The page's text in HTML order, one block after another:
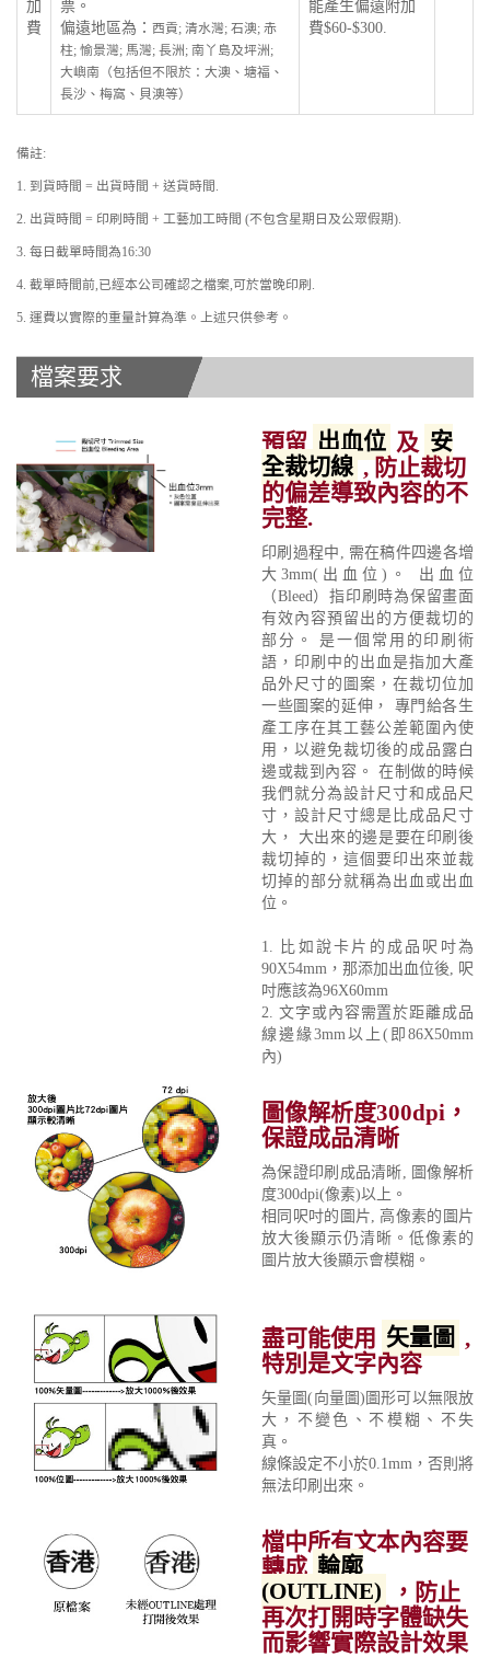
加
費
票。
偏遠地區為： 西貢; 清水灣; 石澳; 赤
柱; 愉景灣; 馬灣; 長洲; 南丫島及坪洲;
大嶼南（包括但不限於：大澳、塘福、
長沙、梅窩、貝澳等）
能產生偏遠附加
費$60-$300.
備註:
1. 到貨時間 = 出貨時間 + 送貨時間.
2. 出貨時間 = 印刷時間 + 工藝加工時間 (不包含星期日及公眾假期).
3. 每日截單時間為16:30
4. 截單時間前,已經本公司確認之檔案,可於當晚印刷.
5. 運費以實際的重量計算為準。上述只供參考。
檔案要求
預留 出血位 及 安
全裁切線, 防止裁切
的偏差導致內容的不
完整.
印刷過程中, 需在稿件四邊各增
大3mm(出血位)。 出血位
（Bleed）指印刷時為保留畫面
有效內容預留出的方便裁切的
部分。 是一個常用的印刷術
語，印刷中的出血是指加大產
品外尺寸的圖案，在裁切位加
一些圖案的延伸， 專門給各生
產工序在其工藝公差範圍內使
用，以避免裁切後的成品露白
邊或裁到內容。 在制做的時候
我們就分為設計尺寸和成品尺
寸，設計尺寸總是比成品尺寸
大， 大出來的邊是要在印刷後
裁切掉的，這個要印出來並裁
切掉的部分就稱為出血或出血
位。
1. 比如說卡片的成品呎吋為
90X54mm，那添加出血位後, 呎
吋應該為96X60mm
2. 文字或內容需置於距離成品
線邊緣3mm以上(即86X50mm
內)
圖像解析度300dpi，
保證成品清晰
為保證印刷成品清晰, 圖像解析
度300dpi(像素)以上。
相同呎吋的圖片, 高像素的圖片
放大後顯示仍清晰。低像素的
圖片放大後顯示會模糊。
盡可能使用 矢量圖 ,
特別是文字內容
矢量圖(向量圖)圖形可以無限放
大，不變色、不模糊、不失
真。
線條設定不小於0.1mm，否則將
無法印刷出來。
檔中所有文本內容要
轉成 輪廓
(OUTLINE)
，防止
再次打開時字體缺失
而影響實際設計效果